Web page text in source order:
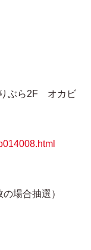
ら2F オカビ
合抽選）